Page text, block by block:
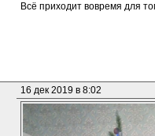
Всё приходит вовремя для
16 дек 2019 в 8:02